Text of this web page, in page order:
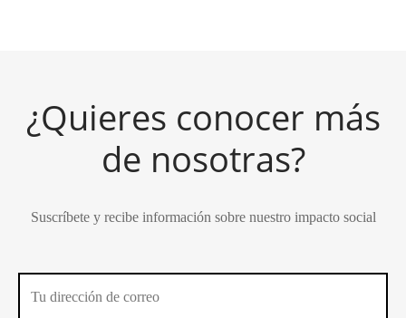
¿Quieres conocer más
de nosotras?
Suscríbete y recibe información sobre nuestro impacto social